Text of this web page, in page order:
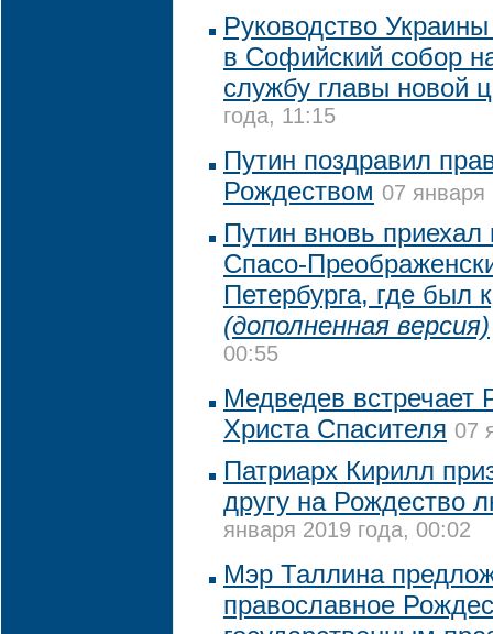
Руководство
в Софийский собор
службу главы новой
года, 11:15
Путин поздравил
Рождеством 07 января
Путин вновь
Спасо-
Петербурга, где был
(дополненная версия)
00:55
Медведев встречает
Христа Спасителя 07
Патриарх Кирилл
другу на Рождество
января 2019 года, 00:02
Мэр Таллина
православное